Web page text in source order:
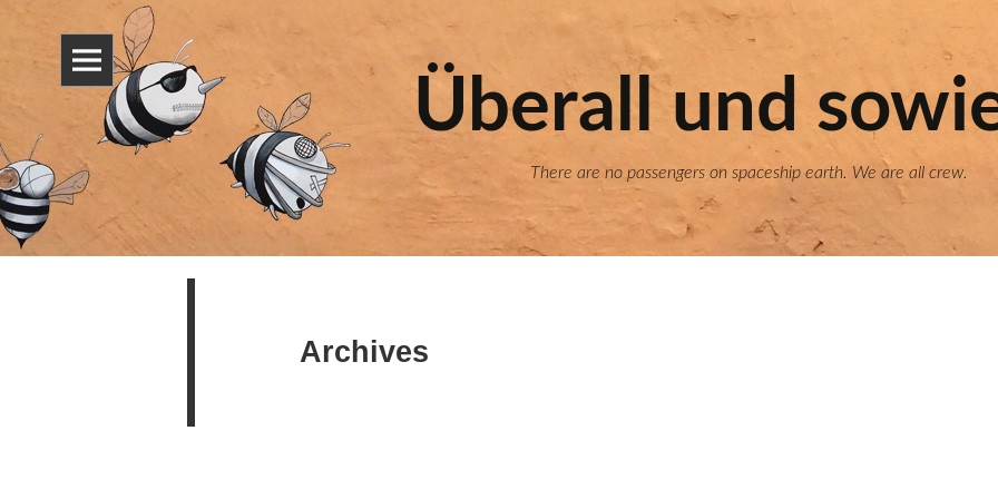
Überall und
There are no passengers on spaceship earth. We are all crew.
Archives